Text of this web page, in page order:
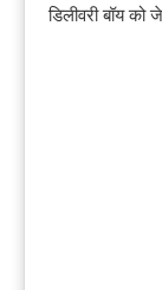
डिलीवरी बॉय